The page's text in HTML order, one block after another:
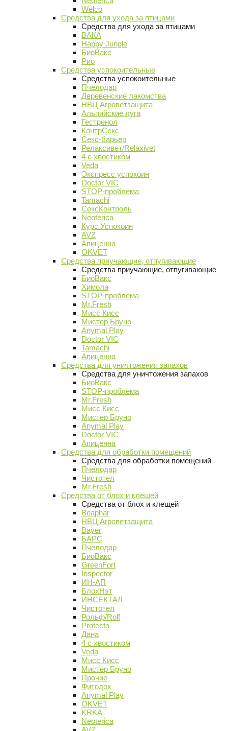
Welco
Средства для ухода за птицами
Средства для ухода за птицами
ВАКА
Happy Jungle
БиоВакс
Рио
Средства успокоительные
Средства успокоительные
Пчелодар
Деревенские лакомства
НВЦ Агроветзащита
Альпийские луга
Гестренол
КонтрСекс
Секс-барьер
Релаксивет/Relaxivet
4 с хвостиком
Veda
Экспресс успокоин
Doctor VIC
STOP-проблема
Tamachi
СексКонтроль
Neoterica
Курс Успокоин
AVZ
Апиценна
OKVET
Средства приучающие, отпугивающие
Средства приучающие, отпугивающие
БиоВакс
Химола
STOP-проблема
Mr.Fresh
Мисс Кисс
Мистер Бруно
Anymal Play
Doctor VIC
Tamachi
Апиценна
Средства для уничтожения запахов
Средства для уничтожения запахов
БиоВакс
STOP-проблема
Mr.Fresh
Мисс Кисс
Мистер Бруно
Anymal Play
Doctor VIC
Апиценна
Средства для обработки помещений
Средства для обработки помещений
Пчелодар
Чистотел
Mr.Fresh
Средства от блох и клещей
Средства от блох и клещей
Beaphar
НВЦ Агроветзащита
Bayer
БАРС
Пчелодар
БиоВакс
GreenFort
Inspector
ИН-АП
БлохНэт
ИНСЕКТАЛ
Чистотел
Рольф/Rolf
Protecto
Дана
4 с хвостиком
Veda
Мисс Кисс
Мистер Бруно
Прочие
Фитодок
Anymal Play
OKVET
KRKA
Neoterica